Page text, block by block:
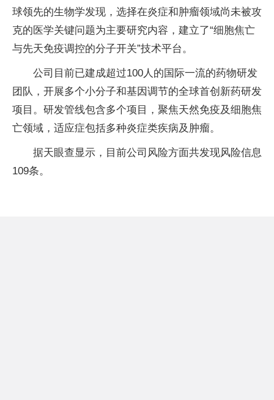
球领先的生物学发现，选择在炎症和肿瘤领域尚未被攻
克的医学关键问题为主要研究内容，建立了“细胞焦亡
与先天免疫调控的分子开关”技术平台。
公司目前已建成超过100人的国际一流的药物研发
团队，开展多个小分子和基因调节的全球首创新药研发
项目。研发管线包含多个项目，聚焦天然免疫及细胞焦
亡领域，适应症包括多种炎症类疾病及肿瘤。
据天眼查显示，目前公司风险方面共发现风险信息
109条。